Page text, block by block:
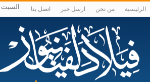
الرئيسية من نحن ارسل خبر اتصل بنا السبت ,